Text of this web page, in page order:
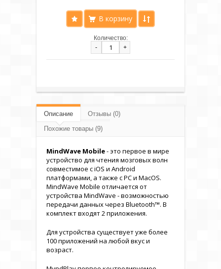
Количество:
-
+
Описание
Отзывы (0)
Похожие товары (9)
MindWave Mobile- это первое в мире
устройство для чтения мозговых волн
совместимое с iOS и Android
платформами, а также с PC и MacOS.
MindWave Mobile отличается от
устройства MindWave - возможностью
передачи данных через Bluetooth™. В
комплект входят 2 приложения.
Для устройства существует уже более
100 приложений на любой вкус и
возраст.